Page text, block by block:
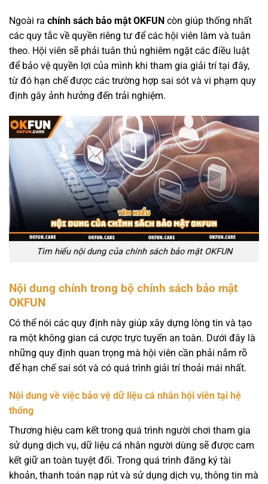
Ngoài ra chính sách bảo mật OKFUN còn giúp thống nhất
các quy tắc về quyền riêng tư để các hội viên làm và tuân
theo. Hội viên sẽ phải tuân thủ nghiêm ngặt các điều luật
để bảo vệ quyền lợi của mình khi tham gia giải trí tại đây,
từ đó hạn chế được các trường hợp sai sót và vi phạm quy
định gây ảnh hưởng đến trải nghiệm.
Tìm hiểu nội dung của chính sách bảo mật OKFUN
Nội dung chính trong bộ chính sách bảo mật
OKFUN
Có thể nói các quy định này giúp xây dựng lòng tin và tạo
ra một không gian cá cược trực tuyến an toàn. Dưới đây là
những quy định quan trọng mà hội viên cần phải nắm rõ
để hạn chế sai sót và có quá trình giải trí thoải mái nhất.
Nội dung về việc bảo vệ dữ liệu cá nhân hội viên tại hệ
thống
Thương hiệu cam kết trong quá trình người chơi tham gia
sử dụng dịch vụ, dữ liệu cá nhân người dùng sẽ được cam
kết giữ an toàn tuyệt đối. Trong quá trình đăng ký tài
khoản, thanh toán nạp rút và sử dụng dịch vụ, thông tin mà